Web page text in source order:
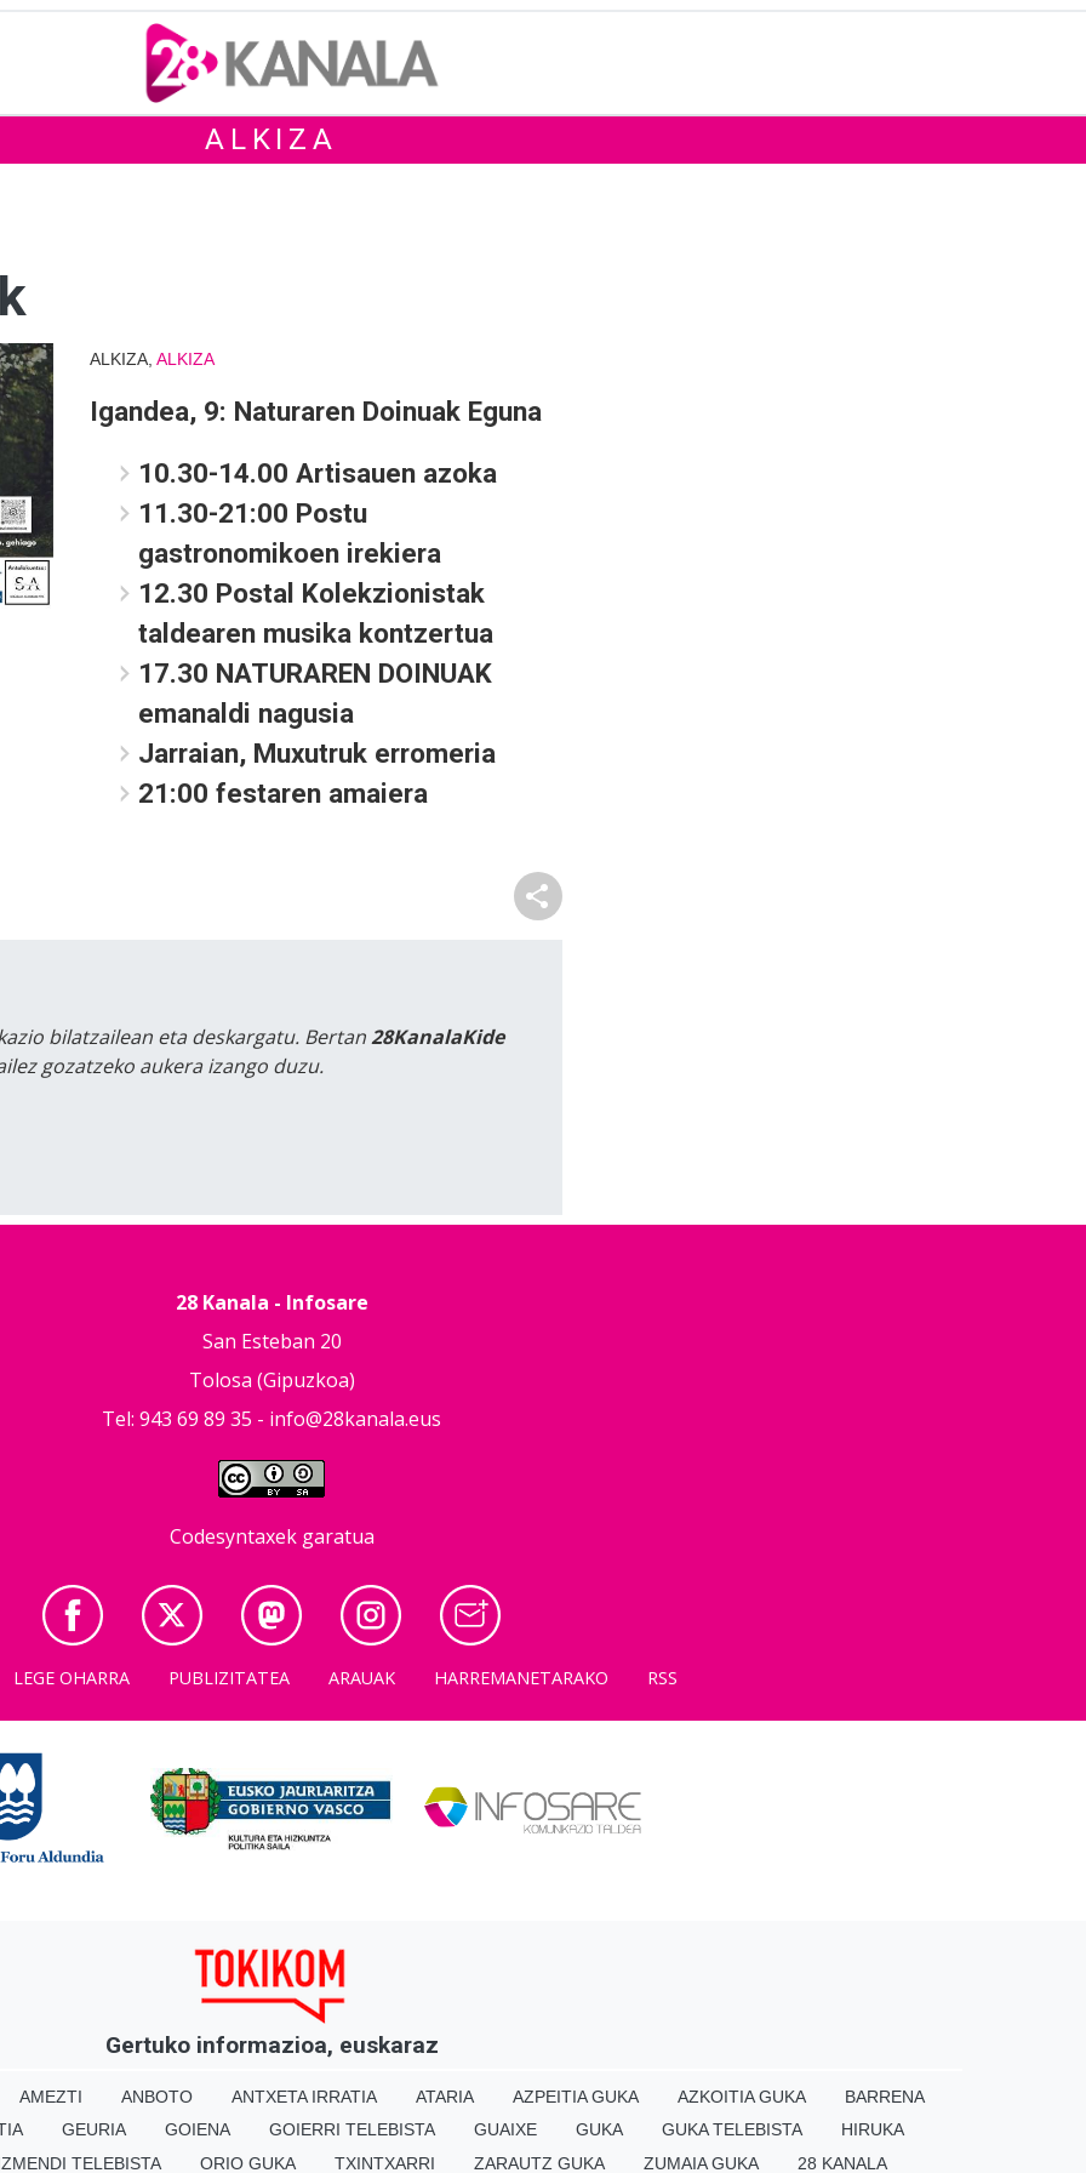
ALKIZA
ALKIZA, ALKIZA
Igandea, 9: Naturaren Doinuak Eguna
10.30-14.00 Artisauen azoka
11.30-21:00 Postu
gastronomikoen irekiera
12.30 Postal Kolekzionistak
taldearen musika kontzertua
17.30 NATURAREN DOINUAK
emanaldi nagusia
Jarraian, Muxutruk erromeria
21:00 festaren amaiera
bilatzailean eta deskargatu. Bertan28KanalaKide
gozatzeko aukera izango duzu.
28 Kanala - Infosare
San Esteban 20
Tolosa (Gipuzkoa)
Tel: 943 69 89 35 - info@28kanala.eus
Codesyntaxek garatua
LEGE OHARRA PUBLIZITATEA ARAUAK HARREMANETARAKO RSS
Gertuko informazioa, euskaraz
AMEZTI ANBOTO ANTXETA IRRATIA ATARIA AZPEITIA GUKA AZKOITIA GUKA
BARRENA
GEURIA GOIENA GOIERRI TELEBISTA GUAIXE GUKA GUKA TELEBISTA
HIRUKA
TELEBISTA ORIO GUKA TXINTXARRI ZARAUTZ GUKA ZUMAIA GUKA 28 KANALA